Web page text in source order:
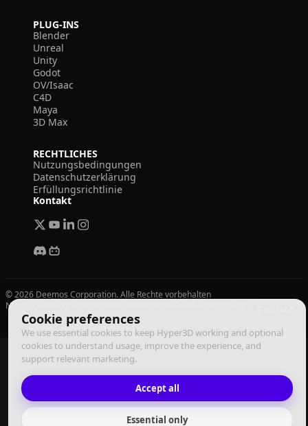
Cookie preferences
We use essential cookies to keep Hyper3D working and optional
cookies to understand usage, improve the experience, and
support relevant marketing.
Accept all
Essential only
PLUG-INS
Blender
Unreal
Unity
Godot
OV/Isaac
C4D
Maya
3D Max
RECHTLICHES
Nutzungsbedingungen
Datenschutzerklärung
Erfüllungsrichtlinie
Kontakt
© 2026 Deemos Corporation. Alle Rechte vorbehalten
Nutzungsbedingungen